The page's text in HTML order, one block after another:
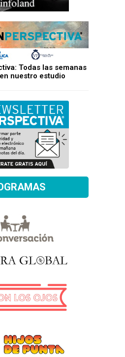
Todas las semanas
nuestro estudio